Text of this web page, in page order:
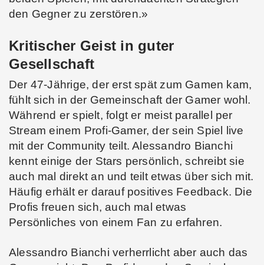
den Gegner zu zerstören.»
Kritischer Geist in guter
Gesellschaft
Der 47-Jährige, der erst spät zum Gamen kam,
fühlt sich in der Gemeinschaft der Gamer wohl.
Während er spielt, folgt er meist parallel per
Stream einem Profi-Gamer, der sein Spiel live
mit der Community teilt. Alessandro Bianchi
kennt einige der Stars persönlich, schreibt sie
auch mal direkt an und teilt etwas über sich mit.
Häufig erhält er darauf positives Feedback. Die
Profis freuen sich, auch mal etwas
Persönliches von einem Fan zu erfahren.
Alessandro Bianchi verherrlicht aber auch das